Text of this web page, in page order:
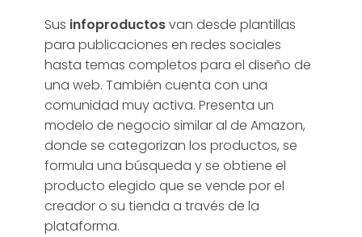
Sus infoproductosvan desde plantillas
para publicaciones en redes sociales
hasta temas completos para el diseño de
una web. También cuenta con una
comunidad muy activa. Presenta un
modelo de negocio similar al de Amazon,
donde se categorizan los productos, se
formula una búsqueda y se obtiene el
producto elegido que se vende por el
creador o su tienda a través de la
plataforma.